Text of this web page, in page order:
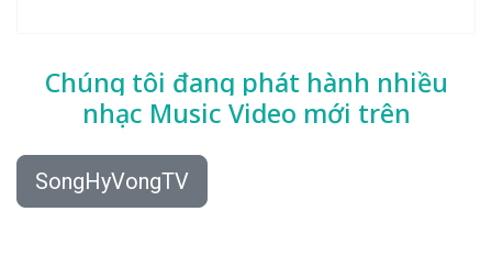
Chúng tôi đang phát hành nhiều
nhạc Music Video mới trên
SongHyVongTV